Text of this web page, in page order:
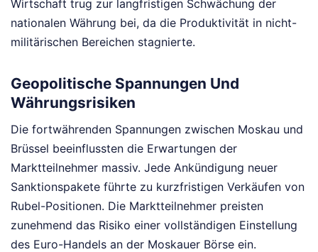
Wirtschaft trug zur langfristigen Schwächung der
nationalen Währung bei, da die Produktivität in nicht-
militärischen Bereichen stagnierte.
Geopolitische Spannungen Und
Währungsrisiken
Die fortwährenden Spannungen zwischen Moskau und
Brüssel beeinflussten die Erwartungen der
Marktteilnehmer massiv. Jede Ankündigung neuer
Sanktionspakete führte zu kurzfristigen Verkäufen von
Rubel-Positionen. Die Marktteilnehmer preisten
zunehmend das Risiko einer vollständigen Einstellung
des Euro-Handels an der Moskauer Börse ein.